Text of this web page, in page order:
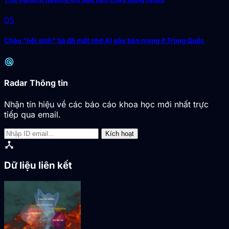
05
Cháu "hồi sinh" bà đã mất nhờ AI gây bão mạng ở Trung Quốc
radar
Radar Thông tin
Nhận tín hiệu về các báo cáo khoa học mới nhất trực
tiếp qua email.
Kích hoạt
device_hub
Dữ liệu liên kết